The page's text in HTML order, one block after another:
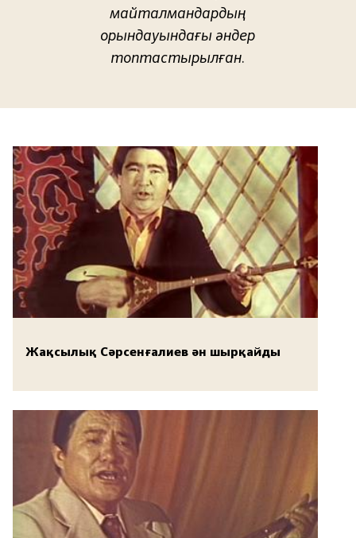
майталмандардың
орындауындағы әндер
топтастырылған.
Жақсылық Сәрсенғалиев ән шырқайды